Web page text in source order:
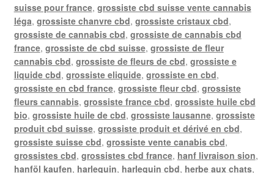
suisse pour france, grossiste cbd suisse vente cannabis
léga, grossiste chanvre cbd, grossiste cristaux cbd,
grossiste de cannabis cbd, grossiste de cannabis cbd
france, grossiste de cbd suisse, grossiste de fleur
cannabis cbd, grossiste de fleurs de cbd, grossiste e
liquide cbd, grossiste eliquide, grossiste en cbd,
grossiste en cbd france, grossiste fleur cbd, grossiste
fleurs cannabis, grossiste france cbd, grossiste huile cbd
bio, grossiste huile de cbd, grossiste lausanne, grossiste
produit cbd suisse, grossiste produit et dérivé en cbd,
grossiste suisse cbd, grossiste vente canabis cbd,
grossistes cbd, grossistes cbd france, hanf livraison sion,
hanföl kaufen, harlequin, harlequin cbd, herbe aux chats,